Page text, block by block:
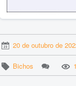
20 de outubro de
Bichos